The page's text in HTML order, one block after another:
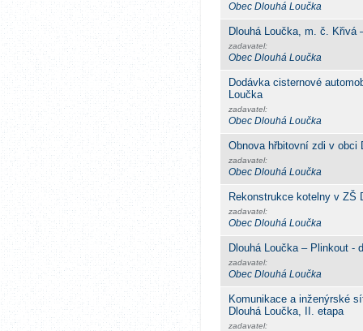
Obec Dlouhá Loučka
Dlouhá Loučka, m. č. Křivá
zadavatel:
Obec Dlouhá Loučka
Dodávka cisternové
Loučka
zadavatel:
Obec Dlouhá Loučka
Obnova hřbitovní zdi v obci
zadavatel:
Obec Dlouhá Loučka
Rekonstrukce kotelny v ZŠ
zadavatel:
Obec Dlouhá Loučka
Dlouhá Loučka – Plinkout -
zadavatel:
Obec Dlouhá Loučka
Komunikace a inženýrské
Dlouhá Loučka, II. etapa
zadavatel: